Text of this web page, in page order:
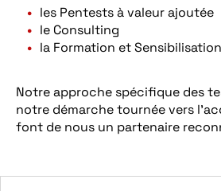
les Pentests à valeur ajoutée
le Consulting
la Formation et Sensibilisation
Notre approche spécifique des
notre démarche tournée vers
font de nous un partenaire